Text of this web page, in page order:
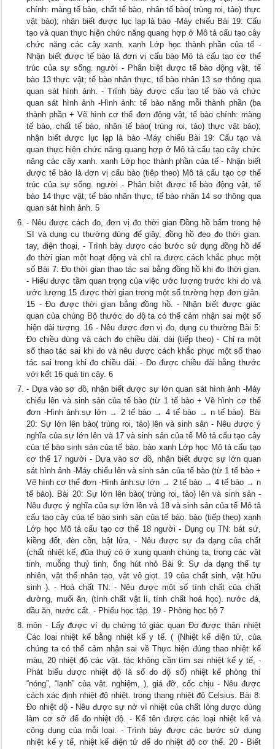
chính: màng tế bào, chất tế bào, nhân tế bào( trùng roi, tảo) thực
vật bào); nhận biết được lục lạp là bào -Máy chiếu Bài 19: Cấu
tạo và quan thực hiện chức năng quang hợp ở Mô tả cấu tạo cây
chức năng các cây xanh. xanh Lớp học thành phần của tế -
Nhận biết được tế bào là đơn vị cấu bào Mô tả cấu tạo cơ thể
trúc của sự sống. người - Phân biệt được tế bào động vật, tế
bào 13 thực vật; tế bào nhân thực, tế bào nhân 13 sơ thông qua
quan sát hình ảnh. - Trình bày được cấu tạo tế bào và chức
quan sát hình ảnh -Hình ảnh: tế bào năng mỗi thành phần (ba
thành phần + Vẽ hình cơ thể đơn động vật, tế bào chính: màng
tế bào, chất tế bào, nhân tế bào( trùng roi, tảo) thực vật bào);
nhận biết được lục lạp là bào -Máy chiếu Bài 19: Cấu tạo và
quan thực hiện chức năng quang hợp ở Mô tả cấu tạo cây chức
năng các cây xanh. xanh Lớp học thành phần của tế - Nhận biết
được tế bào là đơn vị cấu bào (tiêp theo) Mô tả cấu tạo cơ thể
trúc của sự sống. người - Phân biệt được tế bào động vật, tế
bào 14 thực vật; tế bào nhân thực, tế bào nhân 14 sơ thông qua
quan sát hình ảnh. 5
- Nêu được cách đo, đơn vị đo thời gian Đồng hồ bấm trong hệ
SI và dụng cụ thường dùng để giây, đồng hồ đeo đo thời gian.
tay, điện thoại, - Trình bày được các bước sử dụng đồng hồ để
đo thời gian một hoạt động và chỉ ra được cách khắc phục một
số Bài 7: Đo thời gian thao tác sai bằng đồng hồ khi đo thời gian.
- Hiểu được tầm quan trọng của việc ước lượng trước khi đo và
ước lượng 15 được thời gian trong một số trường hợp đơn giản.
15 - Đo được thời gian bằng đồng hồ. - Nhận biết được giác
quan của chúng Bộ thước đo độ ta có thể cảm nhận sai một số
hiện dài tượng. 16 - Nêu được đơn vị đo, dụng cụ thường Bài 5:
Đo chiều dùng và cách đo chiều dài. dài (tiếp theo) - Chỉ ra một
số thao tác sai khi đo và nêu được cách khắc phục một số thao
tác sai trong khi đo chiều dài. - Đo được chiều dài bằng thước
với kết 16 quả tin cậy. 6
- Dựa vào sơ đồ, nhận biết được sự lớn quan sát hình ảnh -Máy
chiếu lên và sinh sản của tế bào (từ 1 tế bào + Vẽ hình cơ thể
đơn -Hình ảnh:sự lớn → 2 tế bào → 4 tế bào → n tế bào). Bài
20: Sự lớn lên bào( trùng roi, tảo) lên và sinh sản - Nêu được ý
nghĩa của sự lớn lên và 17 và sinh sản của tế Mô tả cấu tạo cây
của tế bào sinh sản của tế bào. bào xanh Lớp học Mô tả cấu tạo
cơ thể 17 người - Dựa vào sơ đồ, nhận biết được sự lớn quan
sát hình ảnh -Máy chiếu lên và sinh sản của tế bào (từ 1 tế bào +
Vẽ hình cơ thể đơn -Hình ảnh:sự lớn → 2 tế bào → 4 tế bào → n
tế bào). Bài 20: Sự lớn lên bào( trùng roi, tảo) lên và sinh sản -
Nêu được ý nghĩa của sự lớn lên và 18 và sinh sản của tế Mô tả
cấu tạo cây của tế bào sinh sản của tế bào. bào (tiếp theo) xanh
Lớp học Mô tả cấu tạo cơ thể 18 người - Dụng cụ TN: bát sứ,
kiềng đốt, đèn cồn, bật lửa, - Nêu được sự đa dạng của chất
(chất nhiệt kế, đũa thuỷ có ở xung quanh chúng ta, trong các vật
tinh, muỗng thuỷ tinh, ống hút nhỏ Bài 9: Sự đa dạng thể tự
nhiên, vật thể nhân tạo, vật vô giọt. 19 của chất sinh, vật hữu
sinh ). - Hoá chất TN: - Nêu được một số tính chất của chất
đường, muối ăn, (tính chất vật lí, tính chất hoá học). nước đá,
dầu ăn, nước cất. - Phiếu học tập. 19 - Phòng học bộ 7
môn - Lấy được ví dụ chứng tỏ giác quan Đo được thân nhiệt
Các loại nhiệt kế bằng nhiệt kế y tế. ( (Nhiệt kế điện tử, của
chúng ta có thể cảm nhận sai về Thực hiện đúng thao nhiệt kế
màu, 20 nhiệt độ các vật. tác không cần tìm sai nhiệt kế y tế, -
Phát biểu được nhiệt độ là số đo độ số) nhiệt kế phòng thí
“nóng”, “lạnh” của vật. nghiệm, ), giá đỡ, cốc chịu - Nêu được
cách xác định nhiệt độ nhiệt. trong thang nhiệt độ Celsius. Bài 8:
Đo nhiệt độ - Nêu được sự nở vì nhiệt của chất lỏng được dùng
làm cơ sở để đo nhiệt độ. - Kể tên được các loại nhiệt kế và
công dụng của mỗi loại. - Trình bày được các bước sử dụng
nhiệt kế y tế, nhiệt kế điện tử để đo nhiệt độ cơ thể. 20 - Biết